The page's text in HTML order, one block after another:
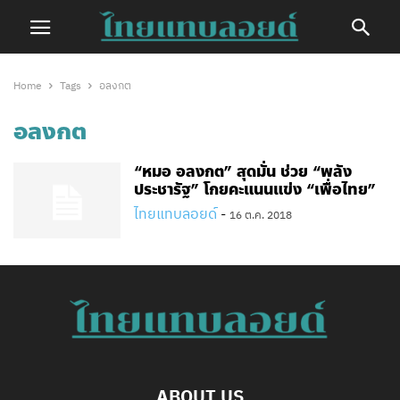
Home Tags อลงกต
อลงกต
“หมอ อลงกต” สุดมั่น ช่วย “พลัง
ประชารัฐ” โกยคะแนนแข่ง “เพื่อไทย”
ไทยแทบลอยด์ - 16 ต.ค. 2018